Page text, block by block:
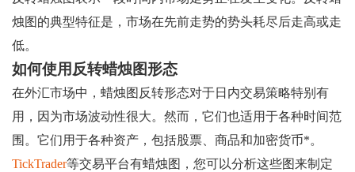
烛图的典型特征是，市场在先前走势的势头耗尽后走高或走
低。
如何使用反转蜡烛图形态
在外汇市场中，蜡烛图反转形态对于日内交易策略特别有
用，因为市场波动性很大。然而，它们也适用于各种时间范
围。它们用于各种资产，包括股票、商品和加密货币*。
TickTrader等交易平台有蜡烛图，您可以分析这些图来制定